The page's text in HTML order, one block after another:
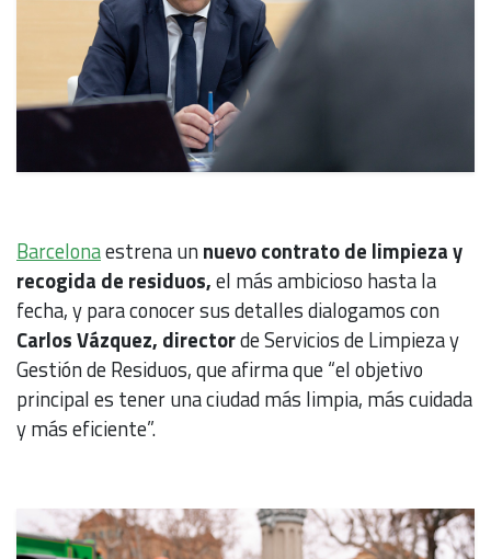
Barcelonaestrena unnuevo contrato de limpieza y
recogida de residuos,el más ambicioso hasta la
fecha, y para conocer sus detalles dialogamos con
Carlos Vázquez, directorde Servicios de Limpieza y
Gestión de Residuos, que afirma que “el objetivo
principal es tener una ciudad más limpia, más cuidada
y más eficiente”.